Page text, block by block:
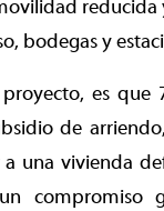
bodegas y
es que
de
una vivienda
compromiso